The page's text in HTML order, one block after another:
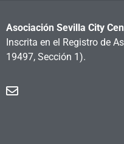
Asociación Sevilla City
Inscrita en el Registro de
19497, Sección 1).